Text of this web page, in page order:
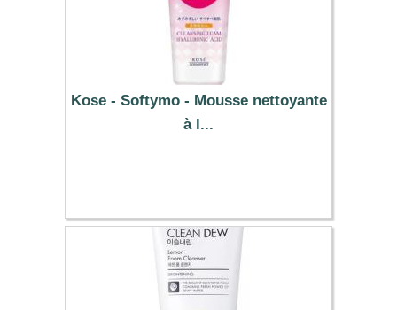
Kose - Softymo - Mousse nettoyante
à l...